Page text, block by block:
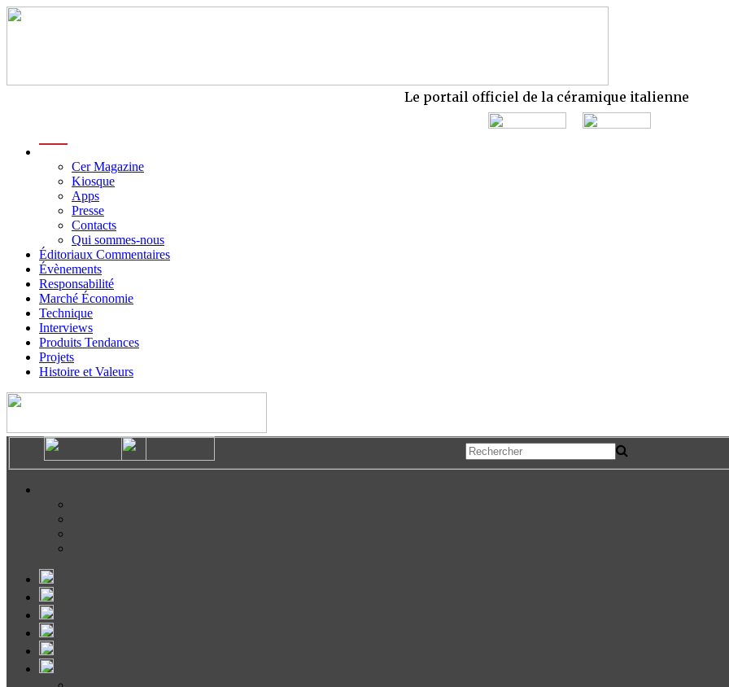
Le portail officiel de la céramique italienne
Cer Magazine
Kiosque
Apps
Presse
Contacts
Qui sommes-nous
Éditoriaux Commentaires
Évènements
Responsabilité
Marché Économie
Technique
Interviews
Produits Tendances
Projets
Histoire et Valeurs